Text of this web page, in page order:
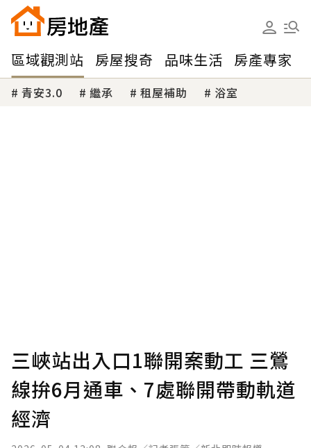
區域觀測站 房屋搜奇 品味生活 房產專家
青安3.0 繼承 租屋補助 浴室
三峽站出入口1聯開案動工 三鶯
線拚6月通車、7處聯開帶動軌道
經濟